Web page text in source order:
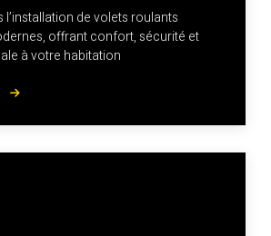
l’installation de volets roulants
offrant confort, sécurité et
à votre habitation